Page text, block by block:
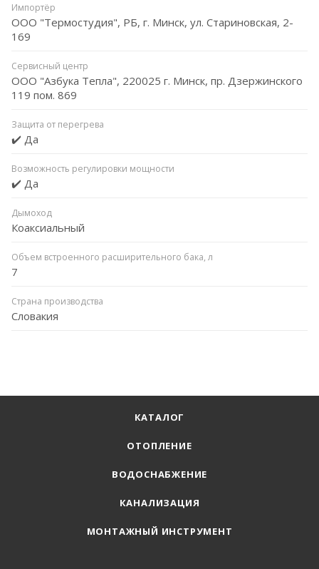
Импортёр
ООО "Термостудия", РБ, г. Минск, ул. Стариновская, 2-
169
Сервисный центр
ООО "Азбука Тепла", 220025 г. Минск, пр. Дзержинского
119 пом. 869
Защита от перегрева
✔️ Да
Возможность регулировки мощности
✔️ Да
Дымоход
Коаксиальный
Объем встроенного расширительного бака, л
7
Страна производства
Словакия
КАТАЛОГ
ОТОПЛЕНИЕ
ВОДОСНАБЖЕНИЕ
КАНАЛИЗАЦИЯ
МОНТАЖНЫЙ ИНСТРУМЕНТ